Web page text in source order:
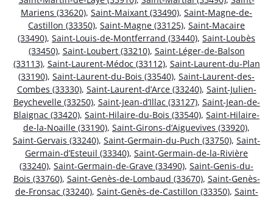
Mariens (33620), Saint-Maixant (33490), Saint-Magne-de-
Castillon (33350), Saint-Magne (33125), Saint-Macaire
(33490), Saint-Louis-de-Montferrand (33440), Saint-Loubès
(33450), Saint-Loubert (33210), Saint-Léger-de-Balson
(33113), Saint-Laurent-Médoc (33112), Saint-Laurent-du-Plan
(33190), Saint-Laurent-du-Bois (33540), Saint-Laurent-des-
Combes (33330), Saint-Laurent-d’Arce (33240), Saint-Julien-
Beychevelle (33250), Saint-Jean-d’Illac (33127), Saint-Jean-de-
Blaignac (33420), Saint-Hilaire-du-Bois (33540), Saint-Hilaire-
de-la-Noaille (33190), Saint-Girons-d’Aiguevives (33920),
Saint-Gervais (33240), Saint-Germain-du-Puch (33750), Saint-
Germain-d’Esteuil (33340), Saint-Germain-de-la-Rivière
(33240), Saint-Germain-de-Grave (33490), Saint-Genis-du-
Bois (33760), Saint-Genès-de-Lombaud (33670), Saint-Genès-
de-Fronsac (33240), Saint-Genès-de-Castillon (33350), Saint-